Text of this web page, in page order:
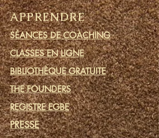
APPRENDRE
SÉANCES DE COACHING
CLASSES EN LIGNE
BIBLIOTHÈQUE GRATUITE
THE FOUNDERS
REGISTRE EGBE
PRESSE